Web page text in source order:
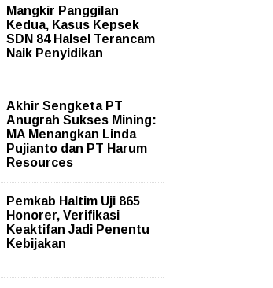
Mangkir Panggilan
Kedua, Kasus Kepsek
SDN 84 Halsel Terancam
Naik Penyidikan
Akhir Sengketa PT
Anugrah Sukses Mining:
MA Menangkan Linda
Pujianto dan PT Harum
Resources
Pemkab Haltim Uji 865
Honorer, Verifikasi
Keaktifan Jadi Penentu
Kebijakan